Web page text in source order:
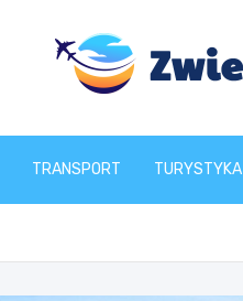
zwiedz.pl
TRANSPORT TURYSTYKA